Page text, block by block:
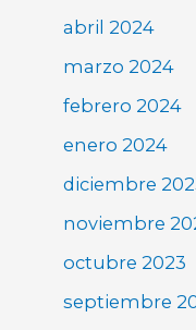
abril 2024
marzo 2024
febrero 2024
enero 2024
diciembre
noviembre
octubre 2023
septiembre